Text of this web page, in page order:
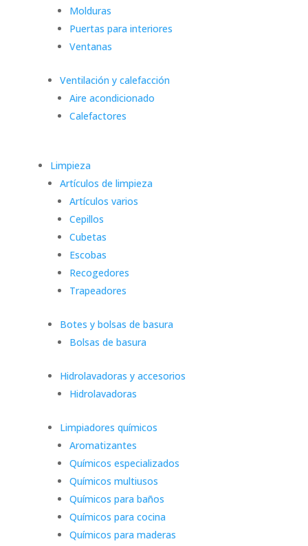
Molduras
Puertas para interiores
Ventanas
Ventilación y calefacción
Aire acondicionado
Calefactores
Limpieza
Artículos de limpieza
Artículos varios
Cepillos
Cubetas
Escobas
Recogedores
Trapeadores
Botes y bolsas de basura
Bolsas de basura
Hidrolavadoras y accesorios
Hidrolavadoras
Limpiadores químicos
Aromatizantes
Químicos especializados
Químicos multiusos
Químicos para baños
Químicos para cocina
Químicos para maderas